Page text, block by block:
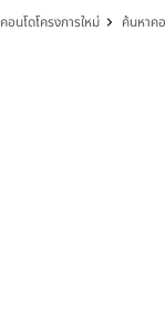
คอนโดโครงการใหม่ ค้นหาค